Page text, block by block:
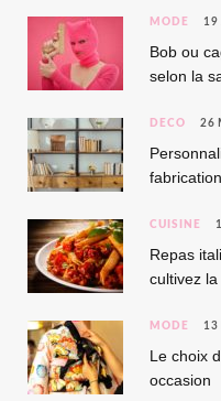
MODE 19
Bob ou
selon la
DÉCO 26
CUISINE
Repas
cultivez
MODE 13
Le choix
occasion